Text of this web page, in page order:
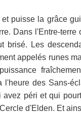
puisse la grâce
Dans l'Entre-
brisé. Les
appelés runes
l'heure des Sans-
péri et qui
d'Elden. Et